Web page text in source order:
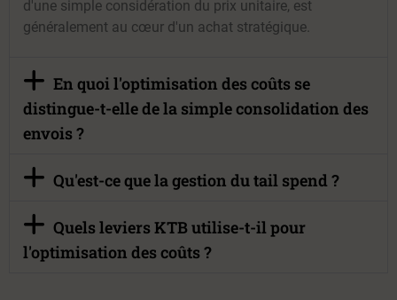
d'une simple considération du prix unitaire, est
généralement au cœur d'un achat stratégique.
En quoi l'optimisation des coûts se
distingue-t-elle de la simple consolidation des
envois ?
Qu'est-ce que la gestion du tail spend ?
Quels leviers KTB utilise-t-il pour
l'optimisation des coûts ?